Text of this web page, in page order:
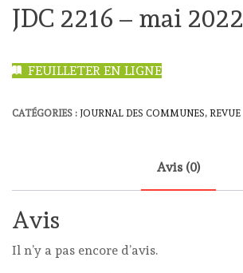
JDC 2216 – mai 2022
FEUILLETER EN LIGNE
CATÉGORIES : JOURNAL DES COMMUNES, REVUE
Avis (0)
Avis
Il n’y a pas encore d’avis.